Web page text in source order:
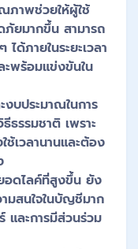
ภาพช่วยให้ผู้ใช้
ภัยมากขึ้น สามารถ
ด้ภายในระยะเวลา
พร้อมแข่งขันใน
บประมาณในการ
รรมชาติ เพราะ
ช้เวลานานและต้อง
อดไลค์ที่สูงขึ้น ยัง
ามสนใจในบัญชีมาก
และการมีส่วนร่วม